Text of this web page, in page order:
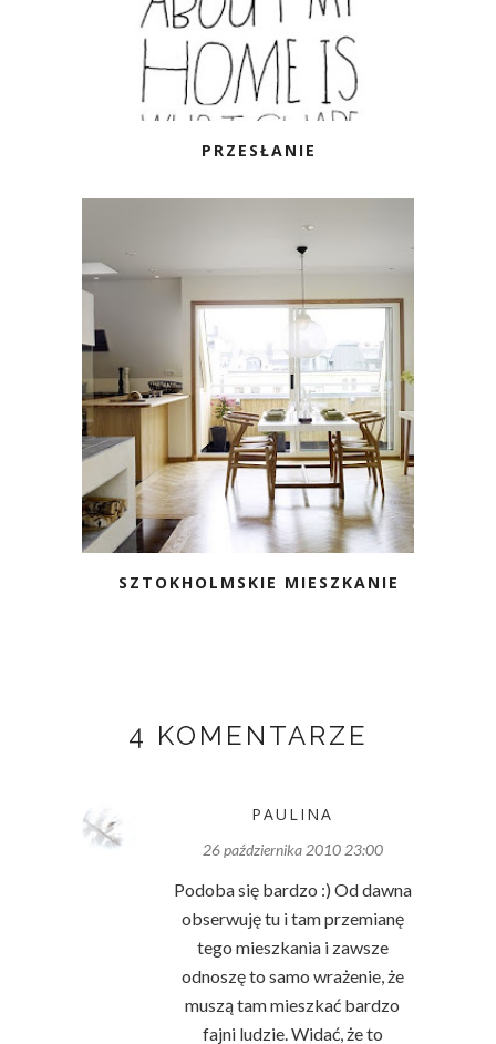
PRZESŁANIE
SZTOKHOLMSKIE MIESZKANIE
4 KOMENTARZE
PAULINA
26 października 2010 23:00
Podoba się bardzo :) Od dawna
obserwuję tu i tam przemianę
tego mieszkania i zawsze
odnoszę to samo wrażenie, że
muszą tam mieszkać bardzo
fajni ludzie. Widać, że to